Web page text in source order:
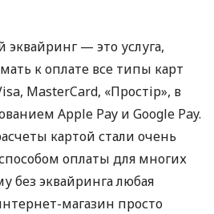
— это услуга,
к оплате все типы карт
MasterCard, «Простір», в
Apple Pay и Google Pay.
картой стали очень
оплаты для многих
без эквайринга любая
магазин просто